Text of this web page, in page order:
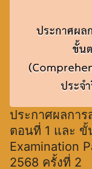
ประกาศผลกา
ตอนที่ 1 และ ขั้
Examination
2568 ครั้งที่ 2